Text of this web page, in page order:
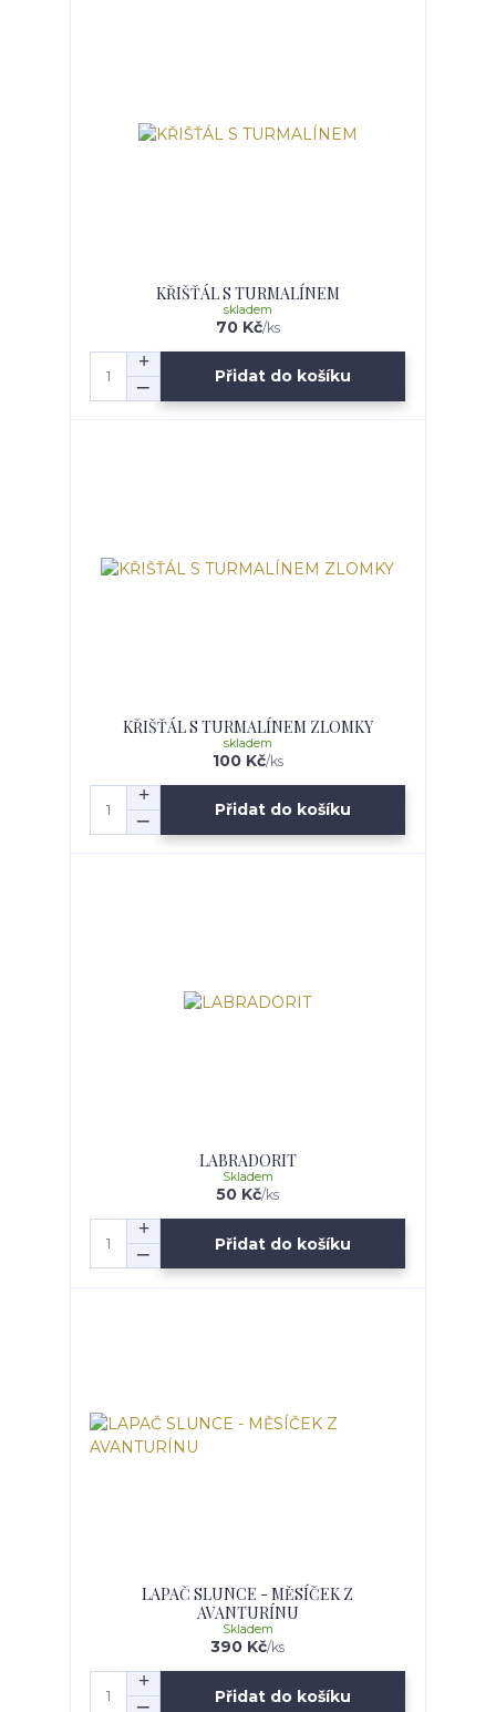
KŘIŠŤÁL S TURMALÍNEM
70 Kč/ks
skladem
Přidat do košíku
KŘIŠŤÁL S TURMALÍNEM ZLOMKY
100 Kč/ks
skladem
Přidat do košíku
LABRADORIT
50 Kč/ks
Skladem
Přidat do košíku
LAPAČ SLUNCE - MĚSÍČEK Z
AVANTURÍNU
390 Kč/ks
Skladem
Přidat do košíku